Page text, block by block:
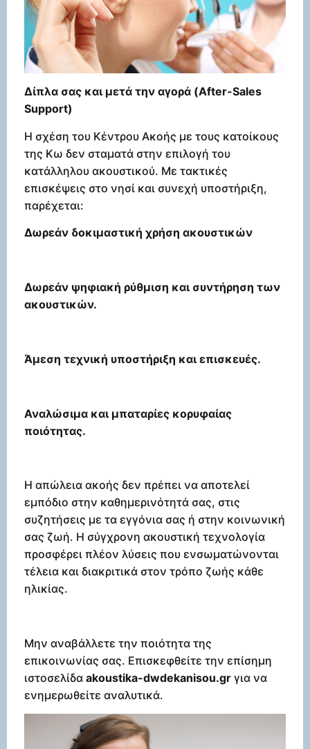
Δίπλα σας και μετά την αγορά (After-Sales
Support)
Η σχέση του Κέντρου Ακοής με τους κατοίκους
της Κω δεν σταματά στην επιλογή του
κατάλληλου ακουστικού. Με τακτικές
επισκέψεις στο νησί και συνεχή υποστήριξη,
παρέχεται:
Δωρεάν δοκιμαστική χρήση ακουστικών
Δωρεάν ψηφιακή ρύθμιση και συντήρηση των
ακουστικών.
Άμεση τεχνική υποστήριξη και επισκευές.
Αναλώσιμα και μπαταρίες κορυφαίας
ποιότητας.
Η απώλεια ακοής δεν πρέπει να αποτελεί
εμπόδιο στην καθημερινότητά σας, στις
συζητήσεις με τα εγγόνια σας ή στην κοινωνική
σας ζωή. Η σύγχρονη ακουστική τεχνολογία
προσφέρει πλέον λύσεις που ενσωματώνονται
τέλεια και διακριτικά στον τρόπο ζωής κάθε
ηλικίας.
Μην αναβάλλετε την ποιότητα της
επικοινωνίας σας. Επισκεφθείτε την επίσημη
ιστοσελίδα akoustika-dwdekanisou.gr για να
ενημερωθείτε αναλυτικά.